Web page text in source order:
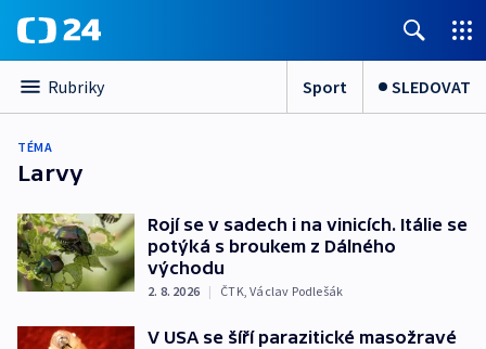
Rubriky Sport SLEDOVAT
TÉMA
Larvy
Rojí se v sadech i na vinicích. Itálie se
potýká s broukem z Dálného
východu
2. 8. 2026 | ČTK,Václav Podlešák
V USA se šíří parazitické masožravé